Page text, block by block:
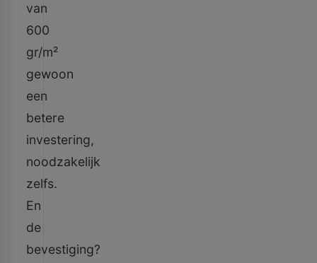
van
600
gr/m²
gewoon
een
betere
investering,
noodzakelijk
zelfs.
En
de
bevestiging?